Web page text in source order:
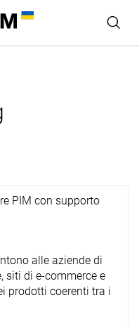
PIM con supporto
alle aziende di
siti di e-commerce e
prodotti coerenti tra i